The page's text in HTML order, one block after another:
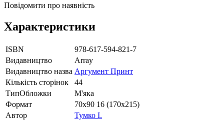
Повідомити про наявність
Характеристики
ISBN
978-617-594-821-7
Видавництво
Array
Видавництво назва Аргумент Принт
Кількість сторінок
44
ТипОбложки
М'яка
Формат
70х90 16 (170х215)
Автор
Тумко І.